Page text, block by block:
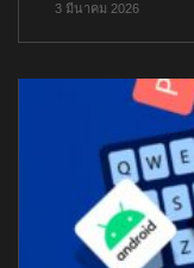
3 มีนาคม 2026